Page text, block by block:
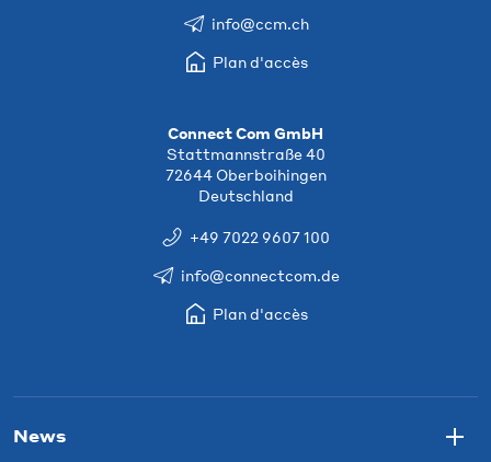
info@ccm.ch
Plan d'accès
Connect Com GmbH
Stattmannstraße 40
72644 Oberboihingen
Deutschland
+49 7022 9607 100
info@connectcom.de
Plan d'accès
News